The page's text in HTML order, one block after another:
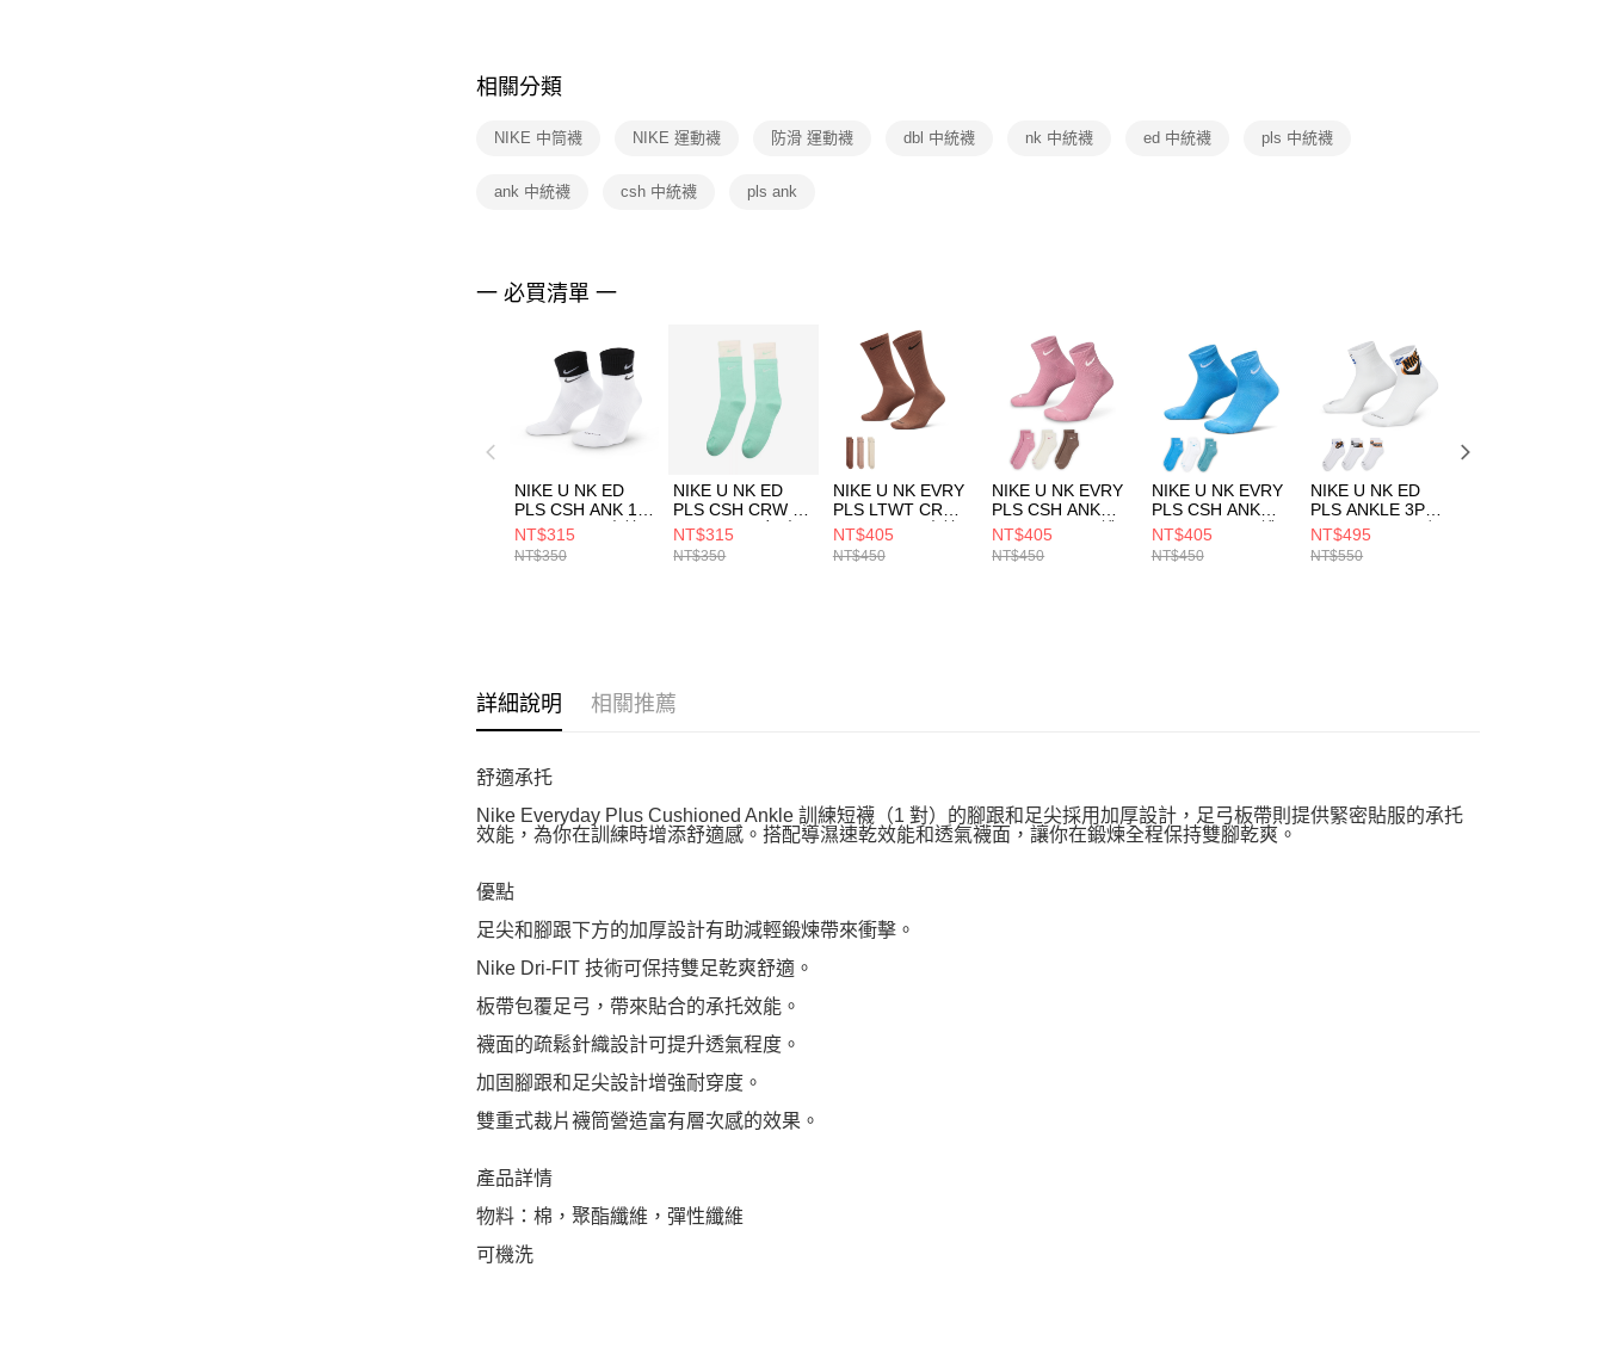
交易，需依本服務之必要範圍內提供個人資料，並將交易相關給付款項請
結果請求用戶進行身份認證。
５．嚴禁一人註冊多個帳號或使用他人資訊註冊。若發現惡意使用之情
形，恩沛科技股份有限公司將有權停止該用戶之使用額度並採取法律行
動。
相關分類
NIKE 中筒襪 NIKE 運動襪 防滑 運動襪 dbl 中統襪 nk 中統襪 ed 中統襪 pls 中統襪
ank 中統襪 csh 中統襪 pls ank
一 必買清單 一
NIKE U NK ED
PLS CSH ANK 1P
144 DBL 男 中統
襪 DH4058104
NT$315
NT$350
NIKE U NK ED
PLS CSH CRW 1P
144 DBL 男女 中
統襪 DD2795353
NT$315
NT$350
NIKE U NK EVRY
PLS LTWT CRW
3PR 132 男 中統
襪 SX6891914
NT$405
NT$450
NIKE U NK EVRY
PLS CSH ANK
3PR 132 男 踝襪
SX6890936
NT$405
NT$450
NIKE U NK EVRY
PLS CSH ANK
3PR 132 男 踝襪
SX6890937
NT$405
NT$450
NIKE U NK ED
PLS ANKLE 3P
SPORT 144 男 短
統襪 HJ9378901
NT$495
NT$550
詳細說明 相關推薦
舒適承托
Nike Everyday Plus Cushioned Ankle 訓練短襪（1 對）的腳跟和足尖採用加厚設計，足弓板帶則提供緊密貼服的承托
效能，為你在訓練時增添舒適感。搭配導濕速乾效能和透氣襪面，讓你在鍛煉全程保持雙腳乾爽。
優點
足尖和腳跟下方的加厚設計有助減輕鍛煉帶來衝擊。
Nike Dri-FIT 技術可保持雙足乾爽舒適。
板帶包覆足弓，帶來貼合的承托效能。
襪面的疏鬆針織設計可提升透氣程度。
加固腳跟和足尖設計增強耐穿度。
雙重式裁片襪筒營造富有層次感的效果。
產品詳情
物料：棉，聚酯纖維，彈性纖維
可機洗